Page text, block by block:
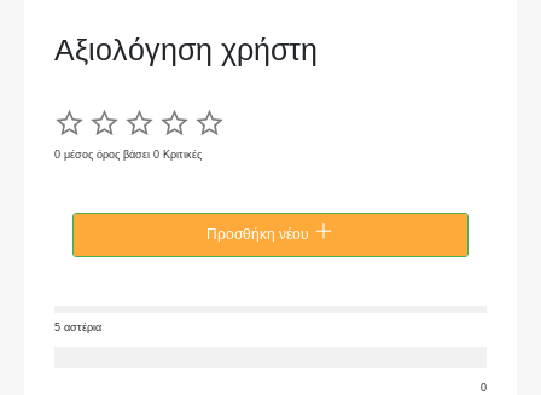
Αξιολόγηση χρήστη
0 μέσος όρος βάσει 0 Κριτικές
Προσθήκη νέου
5 αστέρια
0